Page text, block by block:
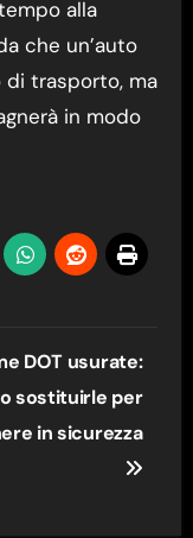
alla
che un’auto
di trasporto, ma
in modo
DOT usurate:
sostituirle per
in sicurezza